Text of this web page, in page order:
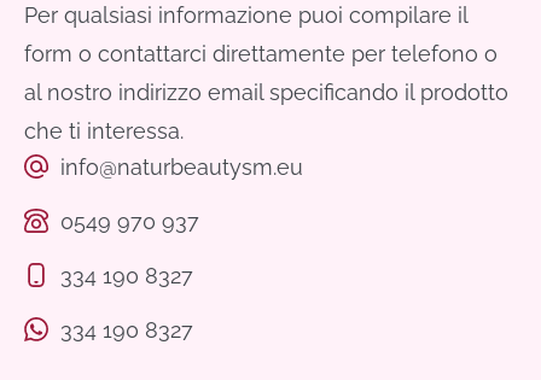
Per qualsiasi informazione puoi compilare il
form o contattarci direttamente per telefono o
al nostro indirizzo email specificando il prodotto
che ti interessa.
info@naturbeautysm.eu
0549 970 937
334 190 8327
334 190 8327